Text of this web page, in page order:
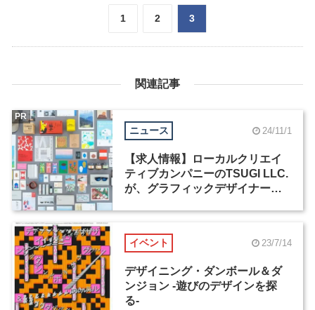
1 2 3
関連記事
ニュース 24/11/1
【求人情報】ローカルクリエイ
ティブカンパニーのTSUGI LLC.
が、グラフィックデザイナー／
PR
イベント 23/7/14
デザイニング・ダンボール＆ダ
ンジョン -遊びのデザインを探
る-